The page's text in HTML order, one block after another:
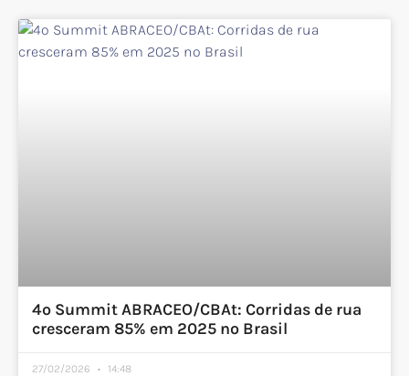
4º Summit ABRACEO/CBAt: Corridas de rua
cresceram 85% em 2025 no Brasil
27/02/2026 14:48